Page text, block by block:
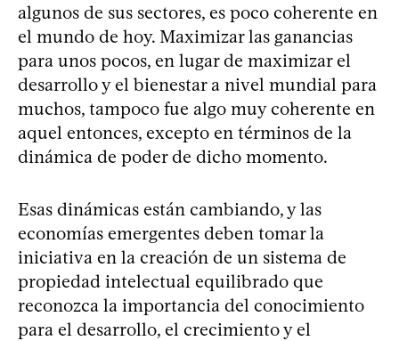
algunos de sus sectores, es poco coherente en
el mundo de hoy. Maximizar las ganancias
para unos pocos, en lugar de maximizar el
desarrollo y el bienestar a nivel mundial para
muchos, tampoco fue algo muy coherente en
aquel entonces, excepto en términos de la
dinámica de poder de dicho momento.
Esas dinámicas están cambiando, y las
economías emergentes deben tomar la
iniciativa en la creación de un sistema de
propiedad intelectual equilibrado que
reconozca la importancia del conocimiento
para el desarrollo, el crecimiento y el